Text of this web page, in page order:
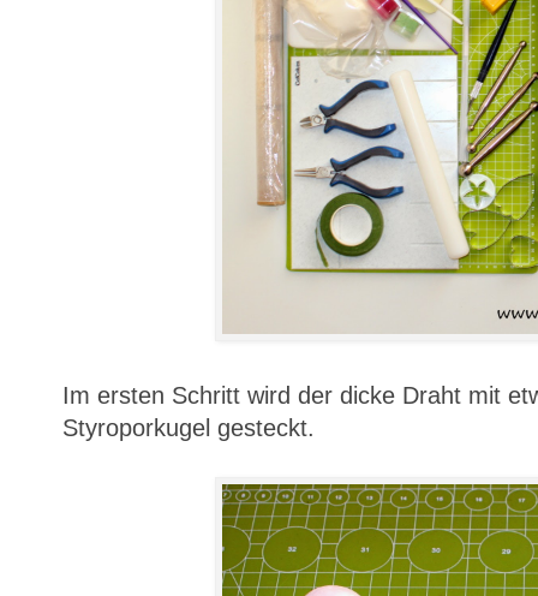
Im ersten Schritt wird der dicke Draht mit
Styroporkugel gesteckt.